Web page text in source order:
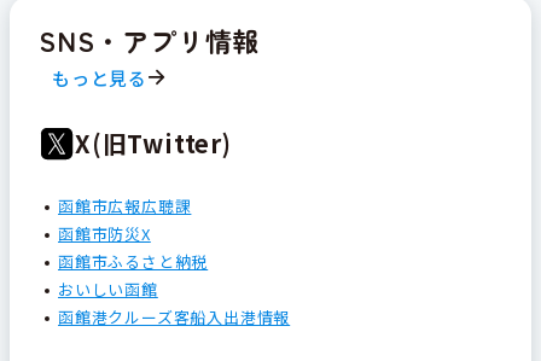
SNS・アプリ情報
もっと見る
X(旧Twitter)
函館市広報広聴課
函館市防災X
函館市ふるさと納税
おいしい函館
函館港クルーズ客船入出港情報